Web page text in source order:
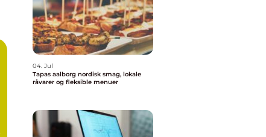
04. Jul
Tapas aalborg nordisk smag, lokale
råvarer og fleksible menuer